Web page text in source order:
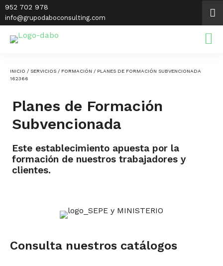
Saltar
al
952 702 978
info@grupodaboconsulting.com
INICIO / SERVICIOS / FORMACIÓN / PLANES DE FORMACIÓN SUBVENCIONADA
162366
Planes de Formación
Subvencionada
Este establecimiento apuesta por la
formación de nuestros trabajadores y
clientes.
Consulta nuestros catálogos